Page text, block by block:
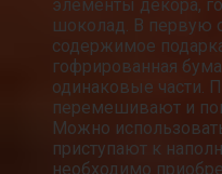
элементы декора,
шоколад. В первую
содержимое
гофрированная
одинаковые части.
перемешивают и
Можно
приступают к
необходимо